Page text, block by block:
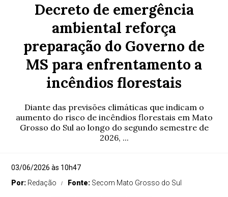
Decreto de emergência
ambiental reforça
preparação do Governo de
MS para enfrentamento a
incêndios florestais
Diante das previsões climáticas que indicam o
aumento do risco de incêndios florestais em Mato
Grosso do Sul ao longo do segundo semestre de
2026, ...
03/06/2026 às 10h47
Por: Redação Fonte: Secom Mato Grosso do Sul